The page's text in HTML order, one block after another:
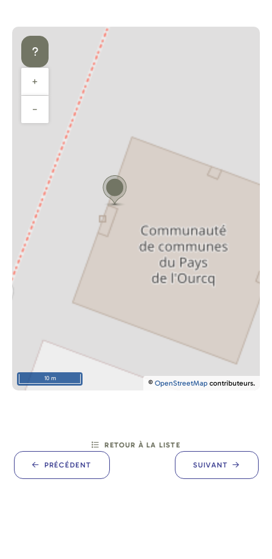
+
−
© OpenStreetMap contributeurs.
10 m
PRÉCÉDENT
RETOUR À LA LISTE
SUIVANT